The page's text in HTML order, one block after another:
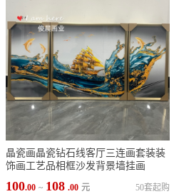
晶瓷画晶瓷钻石线客厅三连画套装装
饰画工艺品相框沙发背景墙挂画
100.00 ~ 108 .00 元
50套起购